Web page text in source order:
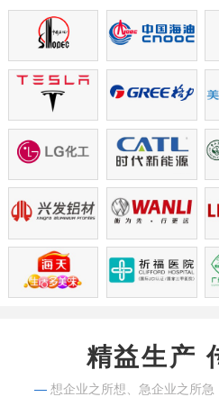
精益生产
— 想企业之所想、急企业之所